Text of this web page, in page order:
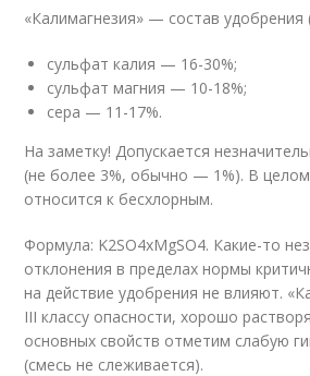
«Калимагнезия» — состав удобрения
сульфат калия — 16-30%;
сульфат магния — 10-18%;
сера — 11-17%.
На заметку! Допускается
(не более 3%, обычно — 1%). В
относится к бесхлорным.
Формула: K2SO4xMgSO4. Какие-то
отклонения в пределах нормы
на действие удобрения не влияют.
III классу опасности, хорошо
основных свойств отметим слабую
(смесь не слеживается).